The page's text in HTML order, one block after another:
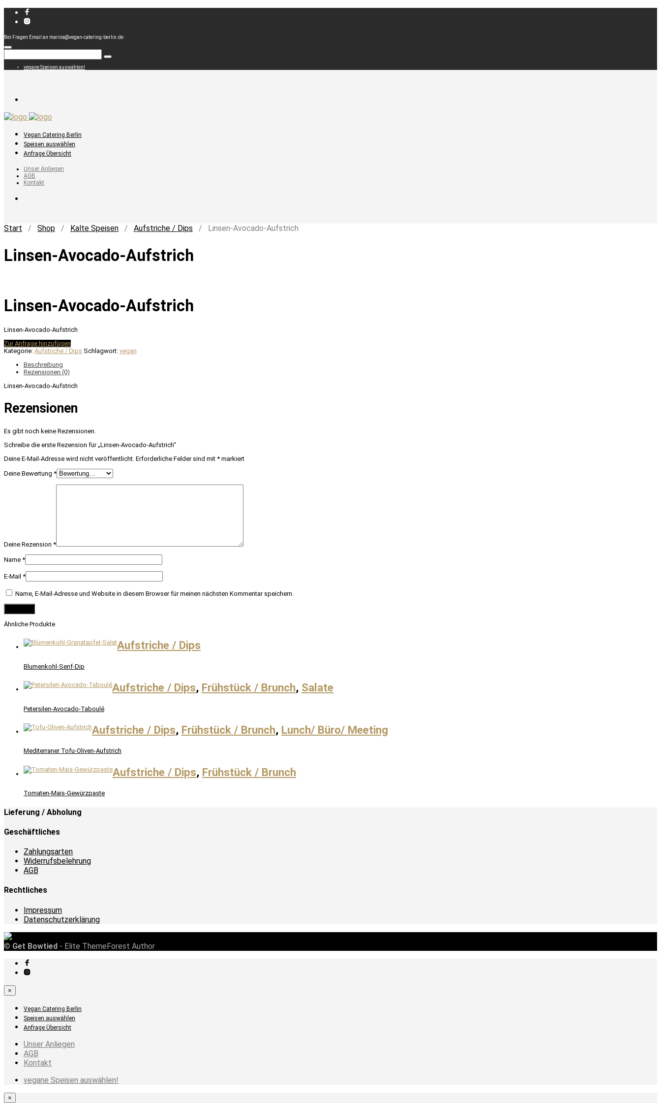
Bei Fragen Email an marina@vegan-catering-berlin.de
vegane Speisen auswählen!
Vegan Catering Berlin
Speisen auswählen
Anfrage Übersicht
Unser Anliegen
AGB
Kontakt
Start / Shop / Kalte Speisen / Aufstriche / Dips / Linsen-Avocado-Aufstrich
Linsen-Avocado-Aufstrich
Linsen-Avocado-Aufstrich
Linsen-Avocado-Aufstrich
Zur Anfrage hinzufügen
Kategorie: Aufstriche / Dips Schlagwort: vegan
Beschreibung
Rezensionen (0)
Linsen-Avocado-Aufstrich
Rezensionen
Es gibt noch keine Rezensionen.
Schreibe die erste Rezension für „Linsen-Avocado-Aufstrich“
Deine E-Mail-Adresse wird nicht veröffentlicht. Erforderliche Felder sind mit * markiert
Deine Bewertung *
Deine Rezension *
Name *
E-Mail *
Name, E-Mail-Adresse und Website in diesem Browser für meinen nächsten Kommentar speichern.
Ähnliche Produkte
Aufstriche / Dips
Blumenkohl-Senf-Dip
Aufstriche / Dips, Frühstück / Brunch, Salate
Petersilen-Avocado-Taboulé
Aufstriche / Dips, Frühstück / Brunch, Lunch/ Büro/ Meeting
Mediterraner Tofu-Oliven-Aufstrich
Aufstriche / Dips, Frühstück / Brunch
Tomaten-Mais-Gewürzpaste
Lieferung / Abholung
Geschäftliches
Zahlungsarten
Widerrufsbelehrung
AGB
Rechtliches
Impressum
Datenschutzerklärung
© Get Bowtied - Elite ThemeForest Author
×
Vegan Catering Berlin
Speisen auswählen
Anfrage Übersicht
Unser Anliegen
AGB
Kontakt
vegane Speisen auswählen!
×